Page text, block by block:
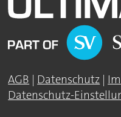
AGB | Datenschutz |
Datenschutz-